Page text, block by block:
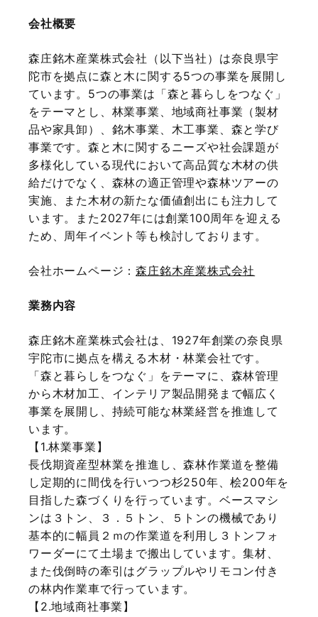
会社概要
森庄銘木産業株式会社（以下当社）は奈良県宇
陀市を拠点に森と木に関する5つの事業を展開し
ています。5つの事業は「森と暮らしをつなぐ」
をテーマとし、林業事業、地域商社事業（製材
品や家具卸）、銘木事業、木工事業、森と学び
事業です。森と木に関するニーズや社会課題が
多様化している現代において高品質な木材の供
給だけでなく、森林の適正管理や森林ツアーの
実施、また木材の新たな価値創出にも注力して
います。また2027年には創業100周年を迎える
ため、周年イベント等も検討しております。
会社ホームページ：森庄銘木産業株式会社
業務内容
森庄銘木産業株式会社は、1927年創業の奈良県
宇陀市に拠点を構える木材・林業会社です。
「森と暮らしをつなぐ」をテーマに、森林管理
から木材加工、インテリア製品開発まで幅広く
事業を展開し、持続可能な林業経営を推進して
います。
【1.林業事業】
長伐期資産型林業を推進し、森林作業道を整備
し定期的に間伐を行いつつ杉250年、桧200年を
目指した森づくりを行っています。ベースマシ
ンは３トン、３．５トン、５トンの機械であり
基本的に幅員２ｍの作業道を利用し３トンフォ
ワーダーにて土場まで搬出しています。集材、
また伐倒時の牽引はグラップルやリモコン付き
の林内作業車で行っています。
【2.地域商社事業】